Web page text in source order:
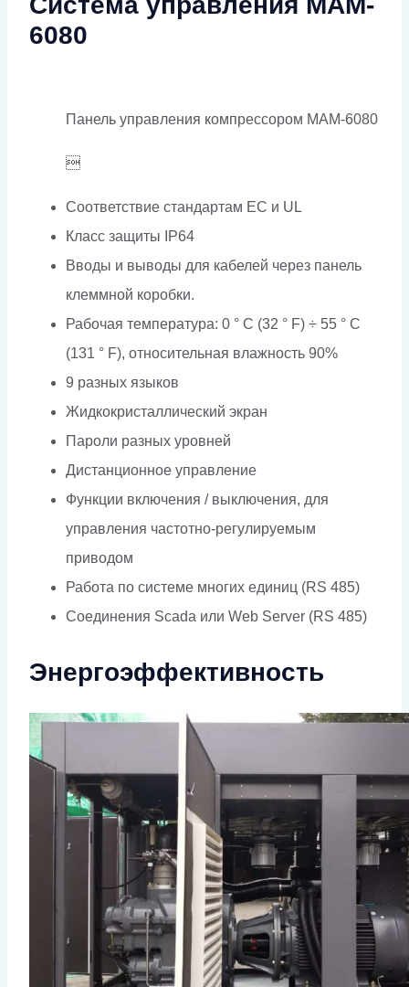
6080
Панель управления компрессором MAM-6080

Соответствие стандартам EC и UL
Класс защиты IP64
Вводы и выводы для кабелей через панель
клеммной коробки.
Рабочая температура: 0 ° C (32 ° F) ÷ 55 ° C
(131 ° F), относительная влажность 90%
9 разных языков
Жидкокристаллический экран
Пароли разных уровней
Дистанционное управление
Функции включения / выключения, для
управления частотно-регулируемым
приводом
Работа по системе многих единиц (RS 485)
Соединения Scada или Web Server (RS 485)
Энергоэффективность